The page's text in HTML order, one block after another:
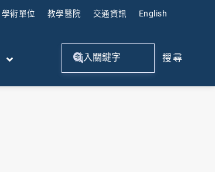
學術單位 教學醫院 交通資訊 English
搜尋